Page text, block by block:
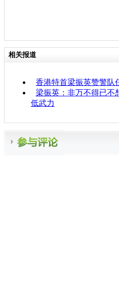
相关报道
香港特首梁振英赞警队
梁振英：非万不得已不
低武力